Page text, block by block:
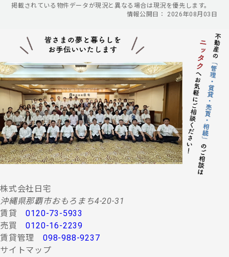
掲載されている物件データが現況と異なる場合は現況を優先します。
情報公開日： 2026年08月03日
株式会社日宅
沖縄県那覇市おもろまち4-20-31
賃貸0120-73-5933
売買0120-16-2239
賃貸管理 098-988-9237
サイトマップ